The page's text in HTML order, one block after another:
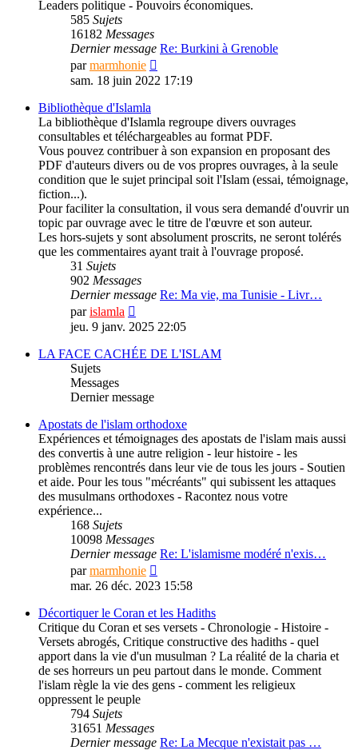
Leaders politique - Pouvoirs économiques.
585 Sujets
16182 Messages
Dernier message Re: Burkini à Grenoble
parmarmhonie
le
sam. 18 juin 2022 17:19
Bibliothèque d'Islamla
La bibliothèque d'Islamla regroupe divers ouvrages
consultables et téléchargeables au format PDF.
Vous pouvez contribuer à son expansion en proposant des
PDF d'auteurs divers ou de vos propres ouvrages, à la seule
condition que le sujet principal soit l'Islam (essai, témoignage,
fiction...).
Pour faciliter la consultation, il vous sera demandé d'ouvrir un
topic par ouvrage avec le titre de l'œuvre et son auteur.
Les hors-sujets y sont absolument proscrits, ne seront tolérés
que les commentaires ayant trait à l'ouvrage proposé.
31 Sujets
902 Messages
Dernier message Re: Ma vie, ma Tunisie - Livr…
parislamla
le
message
jeu. 9 janv. 2025 22:05
LA FACE CACHÉE DE L'ISLAM
Sujets
Messages
Dernier message
Apostats de l'islam orthodoxe
Expériences et témoignages des apostats de l'islam mais aussi
des convertis à une autre religion - leur histoire - les
problèmes rencontrés dans leur vie de tous les jours - Soutien
et aide. Pour les tous "mécréants" qui subissent les attaques
des musulmans orthodoxes - Racontez nous votre
expérience...
168 Sujets
10098 Messages
Dernier message Re: L'islamisme modéré n'exis…
parmarmhonie
le
message
mar. 26 déc. 2023 15:58
Décortiquer le Coran et les Hadiths
Critique du Coran et ses versets - Chronologie - Histoire -
Versets abrogés, Critique constructive des hadiths - quel
apport dans la vie d'un musulman ? La réalité de la charia et
de ses horreurs un peu partout dans le monde. Comment
l'islam règle la vie des gens - comment les religieux
oppressent le peuple
794 Sujets
31651 Messages
Dernier message Re: La Mecque n'existait pas …